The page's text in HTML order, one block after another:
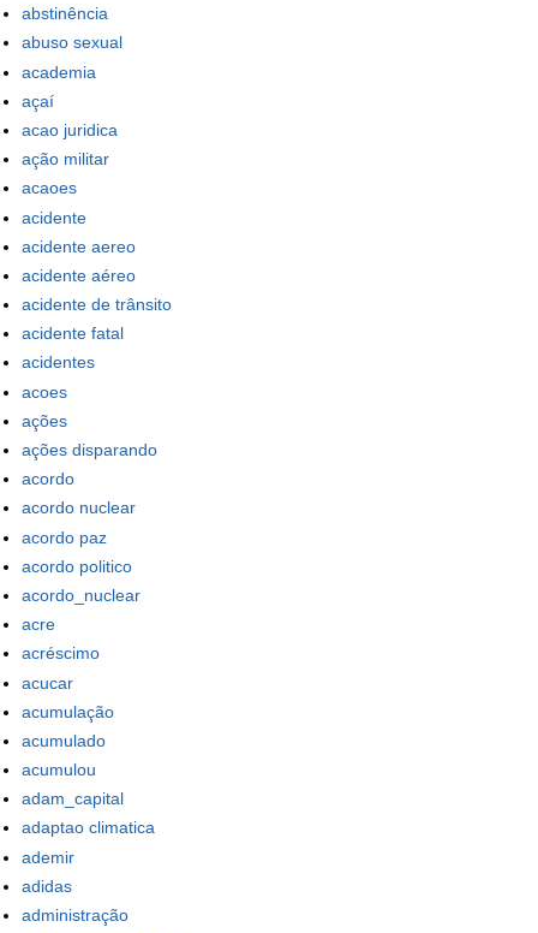
abstinência
abuso sexual
academia
açaí
acao juridica
ação militar
acaoes
acidente
acidente aereo
acidente aéreo
acidente de trânsito
acidente fatal
acidentes
acoes
ações
ações disparando
acordo
acordo nuclear
acordo paz
acordo politico
acordo_nuclear
acre
acréscimo
acucar
acumulação
acumulado
acumulou
adam_capital
adaptao climatica
ademir
adidas
administração